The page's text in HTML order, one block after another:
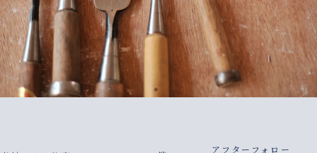
アフターフォロー